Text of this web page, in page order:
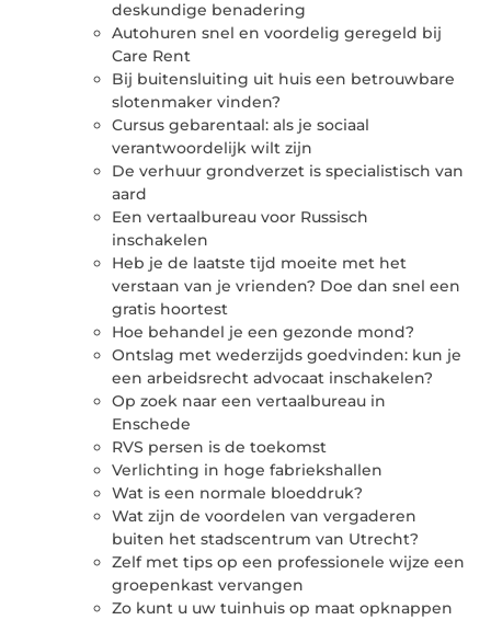
deskundige benadering
Autohuren snel en voordelig geregeld bij
Care Rent
Bij buitensluiting uit huis een betrouwbare
slotenmaker vinden?
Cursus gebarentaal: als je sociaal
verantwoordelijk wilt zijn
De verhuur grondverzet is specialistisch van
aard
Een vertaalbureau voor Russisch
inschakelen
Heb je de laatste tijd moeite met het
verstaan van je vrienden? Doe dan snel een
gratis hoortest
Hoe behandel je een gezonde mond?
Ontslag met wederzijds goedvinden: kun je
een arbeidsrecht advocaat inschakelen?
Op zoek naar een vertaalbureau in
Enschede
RVS persen is de toekomst
Verlichting in hoge fabriekshallen
Wat is een normale bloeddruk?
Wat zijn de voordelen van vergaderen
buiten het stadscentrum van Utrecht?
Zelf met tips op een professionele wijze een
groepenkast vervangen
Zo kunt u uw tuinhuis op maat opknappen